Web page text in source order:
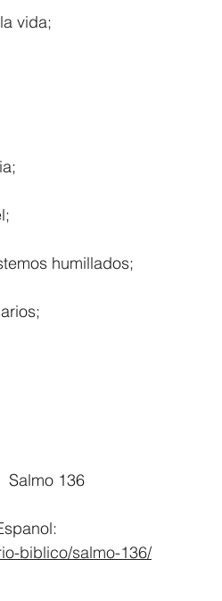
vida;
humillados;
								Salmo 136
biblico/salmo-136/